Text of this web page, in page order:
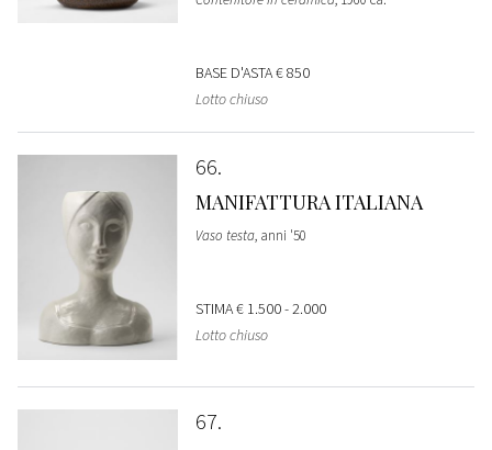
BASE D'ASTA€ 850
Lotto chiuso
66
MANIFATTURA ITALIANA
Vaso testa, anni '50
STIMA€ 1.500 - 2.000
Lotto chiuso
67